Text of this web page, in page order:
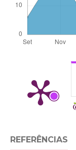
REFERÊNCIAS